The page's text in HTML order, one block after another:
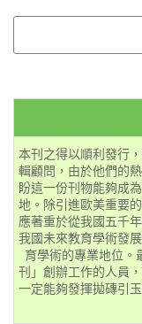
本刊之得以順利發行
輯顧問，由於他們的
盼這一份刊物能夠成
地。除引進歐美重要
應著重於從我國五千
我國未來教育學術發
育學術的專業地位。
刊」創辦工作的人員
一定能夠發揮拋磚引